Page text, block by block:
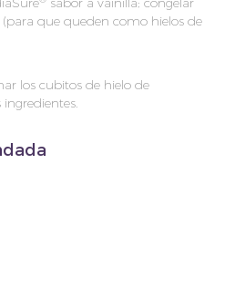
que queden como hielos de
los cubitos de hielo de